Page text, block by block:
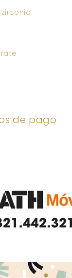
de pago